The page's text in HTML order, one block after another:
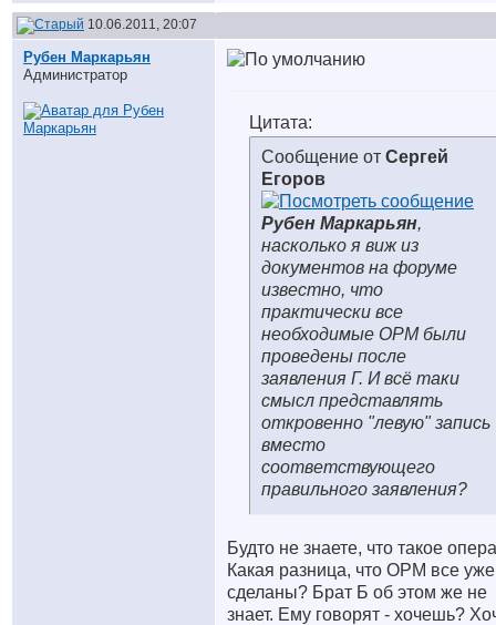
10.06.2011, 20:07
Рубен Маркарьян
Администратор
Цитата:
Сообщение от Сергей
Егоров
Рубен Маркарьян,
насколько я виж из
документов на форуме
известно, что
практически все
необходимые ОРМ были
проведены после
заявления Г. И всё таки
смысл представлять
откровенно "левую" запись
вместо
соответствующего
правильного заявления?
Будто не знаете, что такое
Какая разница, что ОРМ все уже
сделаны? Брат Б об этом же не
знает. Ему говорят - хочешь?